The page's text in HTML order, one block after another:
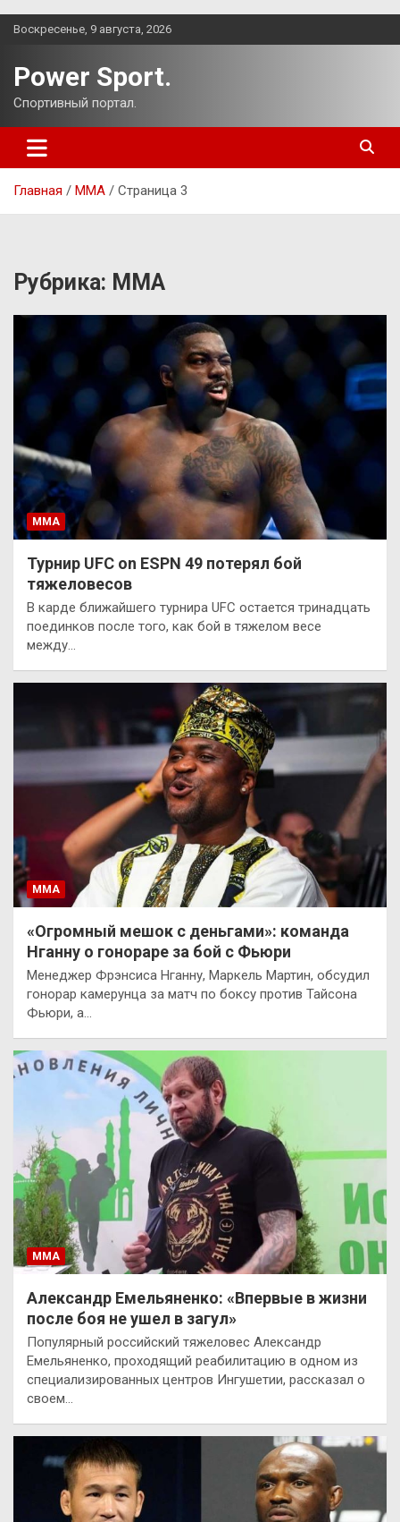
Перейти
Воскресенье, 9 августа, 2026
Power Sport.
Спортивный портал.
Главная ММА Страница 3
Рубрика: ММА
ММА
Турнир UFC on ESPN 49 потерял бой
тяжеловесов
В карде ближайшего турнира UFC остается тринадцать
поединков после того, как бой в тяжелом весе
между…
ММА
«Огромный мешок с деньгами»: команда
Нганну о гонораре за бой с Фьюри
Менеджер Фрэнсиса Нганну, Маркель Мартин, обсудил
гонорар камерунца за матч по боксу против Тайсона
Фьюри, а…
ММА
Александр Емельяненко: «Впервые в жизни
после боя не ушел в загул»
Популярный российский тяжеловес Александр
Емельяненко, проходящий реабилитацию в одном из
специализированных центров Ингушетии, рассказал о
своем…